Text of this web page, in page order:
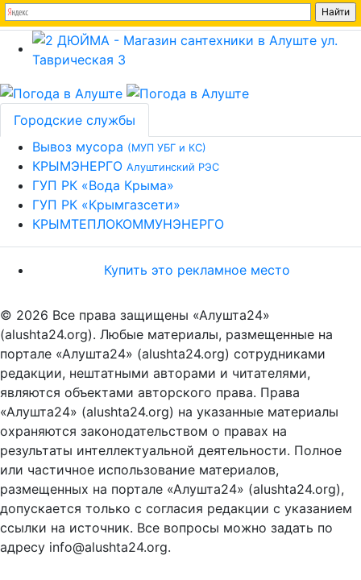
Городские службы
Вывоз мусора (МУП УБГ и КС)
КРЫМЭНЕРГО Алуштинский РЭС
ГУП РК «Вода Крыма»
ГУП РК «Крымгазсети»
КРЫМТЕПЛОКОММУНЭНЕРГО
Купить это рекламное место
© 2026 Все права защищены «Алушта24»
(alushta24.org). Любые материалы, размещенные на
портале «Алушта24» (alushta24.org) сотрудниками
редакции, нештатными авторами и читателями,
являются объектами авторского права. Права
«Алушта24» (alushta24.org) на указанные материалы
охраняются законодательством о правах на
результаты интеллектуальной деятельности. Полное
или частичное использование материалов,
размещенных на портале «Алушта24» (alushta24.org),
допускается только с согласия редакции с указанием
ссылки на источник. Все вопросы можно задать по
адресу info@alushta24.org.